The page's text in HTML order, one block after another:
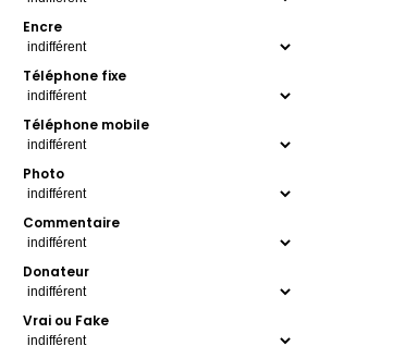
Encre
Téléphone fixe
Téléphone mobile
Photo
Commentaire
Donateur
Vrai ou Fake